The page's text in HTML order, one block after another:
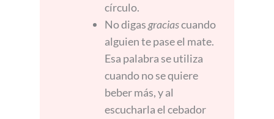
círculo.
No digas graciascuando
alguien te pase el mate.
Esa palabra se utiliza
cuando no se quiere
beber más, y al
escucharla el cebador